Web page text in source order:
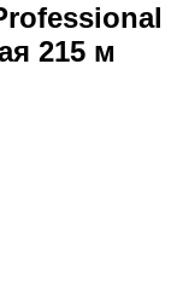
215 м